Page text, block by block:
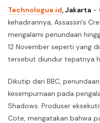
Technologue.id, Jakarta -
kehadirannya, Assassin's
mengalami penundaan
12 November seperti yang
tersebut diundur tepatnya
Dikutip dari BBC,
kesempurnaan pada
Shadows. Produser
Cote, mengatakan bahwa